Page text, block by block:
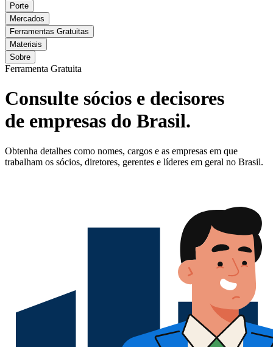
Porte
Mercados
Ferramentas Gratuitas
Materiais
Sobre
Ferramenta Gratuita
Consulte sócios e decisores
de empresas do Brasil.
Obtenha detalhes como nomes, cargos e as empresas em que
trabalham os sócios, diretores, gerentes e líderes em geral no Brasil.